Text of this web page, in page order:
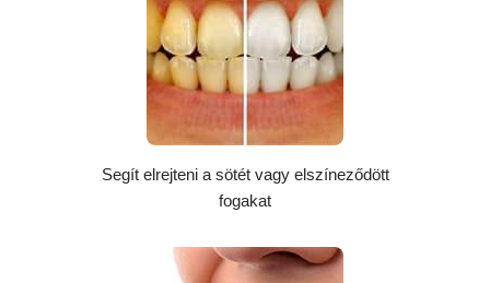
Segít elrejteni a sötét vagy elszíneződött
fogakat